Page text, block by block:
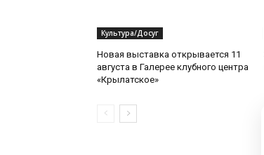
Культура/Досуг
Новая выставка открывается 11
августа в Галерее клубного центра
«Крылатское»